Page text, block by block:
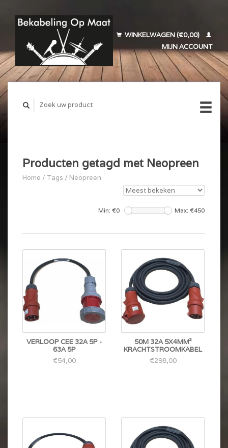
WINKELWAGEN (€0,00)
MIJN ACCOUNT
Producten getagd met Neopreen
Home / Tags / Neopreen
Min: €0 Max: €450
VERLOOP CEE 32A 5P -
63A 5P
€54,00
50M 32A 5X4MM²
KRACHTSTROOMKABEL
€298,00